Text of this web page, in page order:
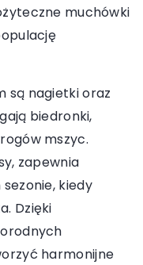
muchówki
są nagietki oraz
biedronki,
mszyc.
zapewnia
kiedy
Dzięki
harmonijne